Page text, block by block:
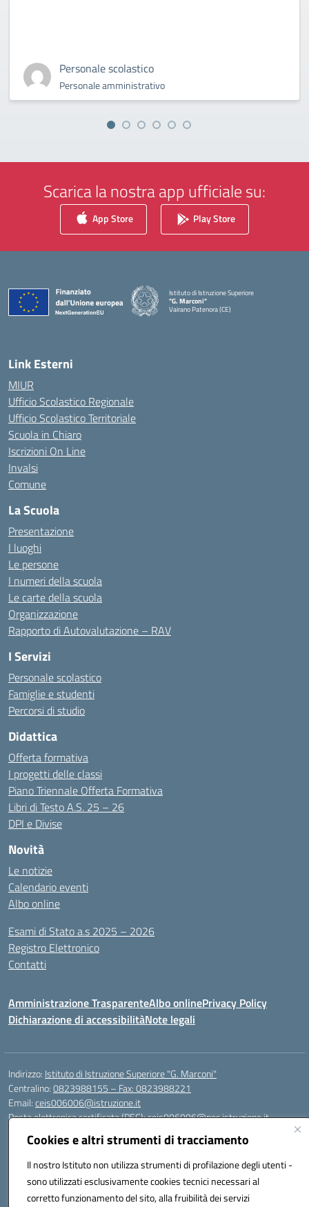
Cookies e altri strumenti di tracciamento
Il nostro Istituto non utilizza strumenti di profilazione degli utenti -
sono utilizzati esclusivamente cookies tecnici necessari al
corretto funzionamento del sito, alla fruibilità dei servizi
Personale scolastico
Personale amministrativo
Scarica la nostra app ufficiale su:
App Store Play Store
Istituto di Istruzione Superiore
"G. Marconi"
Vairano Patenora (CE)
Link Esterni
MIUR
Ufficio Scolastico Regionale
Ufficio Scolastico Territoriale
Scuola in Chiaro
Iscrizioni On Line
Invalsi
Comune
La Scuola
Presentazione
I luoghi
Le persone
I numeri della scuola
Le carte della scuola
Organizzazione
Rapporto di Autovalutazione – RAV
I Servizi
Personale scolastico
Famiglie e studenti
Percorsi di studio
Didattica
Offerta formativa
I progetti delle classi
Piano Triennale Offerta Formativa
Libri di Testo A.S. 25 – 26
DPI e Divise
Novità
Le notizie
Calendario eventi
Albo online
Esami di Stato a.s 2025 – 2026
Registro Elettronico
Contatti
Amministrazione TrasparenteAlbo onlinePrivacy Policy
Dichiarazione di accessibilitàNote legali
Indirizzo: Istituto di Istruzione Superiore "G. Marconi"
Centralino:0823988155 – Fax: 0823988221
Email:ceis006006@istruzione.it
Posta elettronica certificata (PEC):ceis006006@pec.istruzione.it
Codice fiscale: 80004450617
Codice Indice delle Pubbliche Amministrazioni (IPA): istsc_ceis006006
Codice unico di fatturazione (CUF): UF8BPW